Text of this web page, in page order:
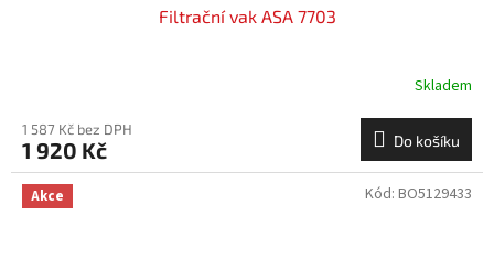
Filtrační vak ASA 7703
Skladem
1 587 Kč bez DPH
1 920 Kč Do košíku
Akce Kód: BO5129433